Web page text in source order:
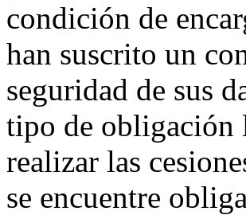
condición de
han suscrito un
seguridad de sus
tipo de obligación
realizar las
se encuentre